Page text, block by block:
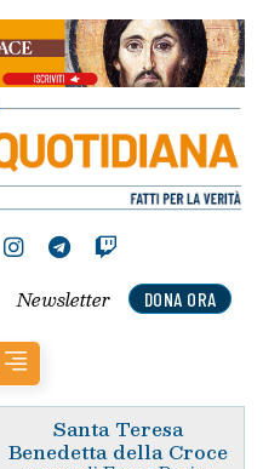
DONA ORA
Newsletter
Santa Teresa
Benedetta della Croce